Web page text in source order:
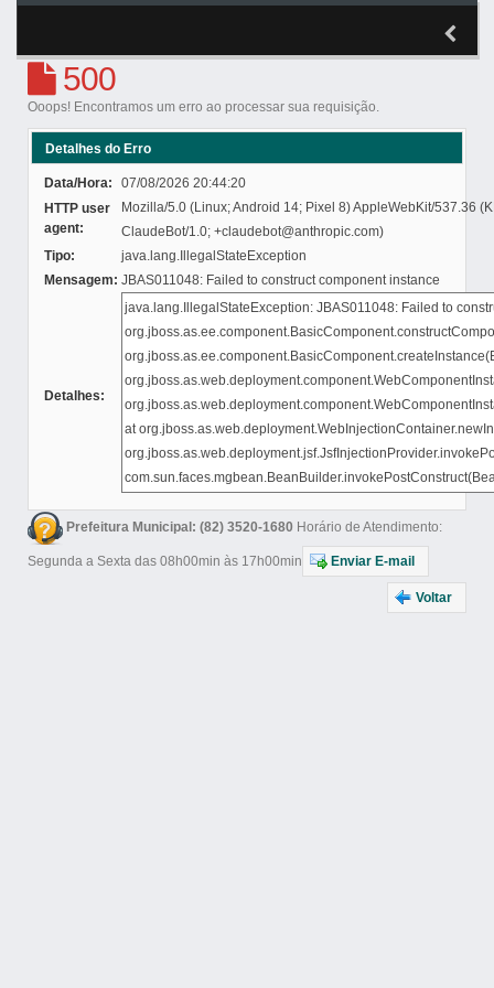
500
Ooops! Encontramos um erro ao processar sua requisição.
Detalhes do Erro
Data/Hora:
07/08/2026 20:44:20
HTTP user
agent:
Mozilla/5.0 (Linux; Android 14; Pixel 8) AppleWebKit/537.36
ClaudeBot/1.0; +claudebot@anthropic.com)
Tipo:
java.lang.IllegalStateException
Mensagem: JBAS011048: Failed to construct component instance
Detalhes:
Prefeitura Municipal: (82) 3520-1680 Horário de Atendimento:
Segunda a Sexta das 08h00min às 17h00min Enviar E-mail
Voltar